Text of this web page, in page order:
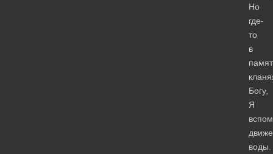
Но
где-
то
в
Богу,
Я
воды.